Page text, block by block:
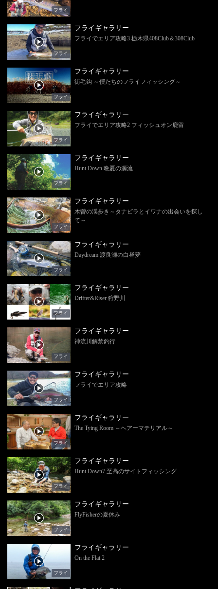
フライ
フライ
フライギャラリー
フライでエリア攻略3 栃木県408Club＆308Club
フライ
フライギャラリー
街毛鈎 ～僕たちのフライフィッシング～
フライ
フライギャラリー
フライでエリア攻略2 フィッシュオン鹿留
フライ
フライギャラリー
Hunt Down 晩夏の源流
フライ
フライギャラリー
木曽の渓歩き～タナビラとイワナの出会いを探し
て～
フライ
フライギャラリー
Daydream 渡良瀬の白昼夢
フライ
フライギャラリー
Drifter&Riser 狩野川
フライ
フライギャラリー
神流川解禁釣行
フライ
フライギャラリー
フライでエリア攻略
フライ
フライギャラリー
The Tying Room ～ヘアーマテリアル～
フライ
フライギャラリー
Hunt Down7 至高のサイトフィッシング
フライ
フライギャラリー
FlyFisherの夏休み
フライ
フライギャラリー
On the Flat 2